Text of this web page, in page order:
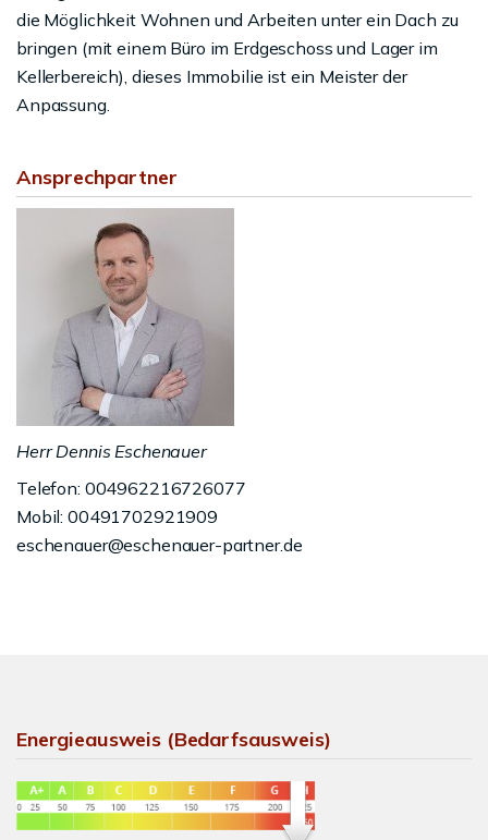
die Möglichkeit Wohnen und Arbeiten unter ein Dach zu
bringen (mit einem Büro im Erdgeschoss und Lager im
Kellerbereich), dieses Immobilie ist ein Meister der
Anpassung.
Ansprechpartner
Herr Dennis Eschenauer
Telefon: 004962216726077
Mobil: 00491702921909
eschenauer@eschenauer-partner.de
Energieausweis (Bedarfsausweis)